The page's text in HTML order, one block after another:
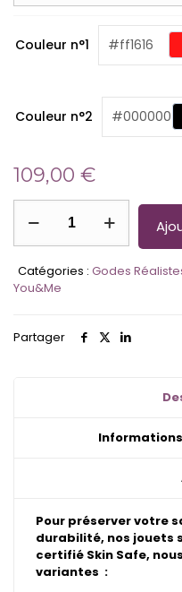
Couleur n°1 (required)
#ff1616
Couleur n°2 (required)
#000000
109,00 €
Passion
-
Marbrés
Catégories : Godes
You&Me
Partager
Pour préserver votre
durabilité, nos jouets
certifié Skin Safe,
variantes :